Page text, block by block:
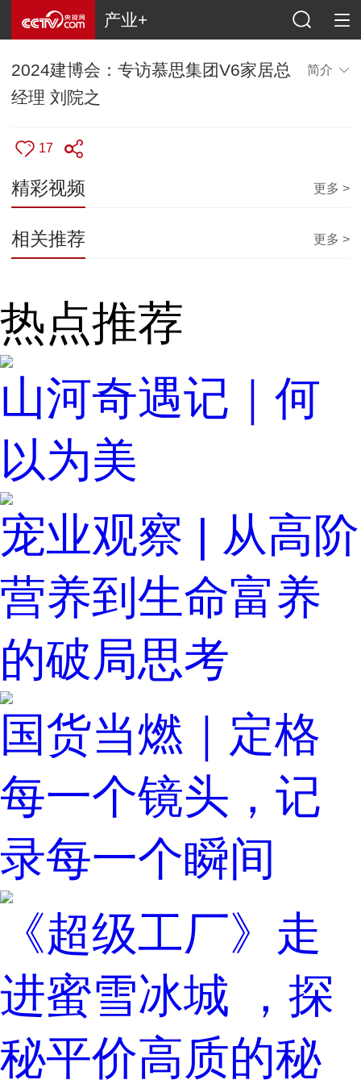
产业+
2024建博会：专访慕思集团V6家居总
经理 刘院之
简介
17
精彩视频 更多 >
相关推荐 更多 >
热点推荐
山河奇遇记｜何
以为美
宠业观察 | 从高阶
营养到生命富养
的破局思考
国货当燃｜定格
每一个镜头，记
录每一个瞬间
《超级工厂》走
进蜜雪冰城 ，探
秘平价高质的秘